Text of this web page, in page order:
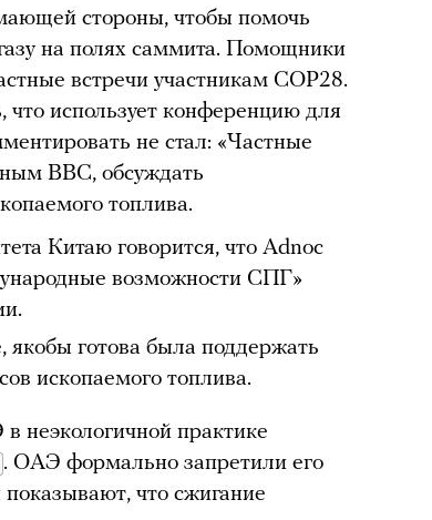
стороны, чтобы помочь
на полях саммита. Помощники
встречи участникам COP28.
использует конференцию для
не стал: «Частные
BBC, обсуждать
топлива.
Китаю говорится, что Adnoc
возможности СПГ»
якобы готова была поддержать
ископаемого топлива.
неэкологичной практике
. ОАЭ формально запретили его
что сжигание